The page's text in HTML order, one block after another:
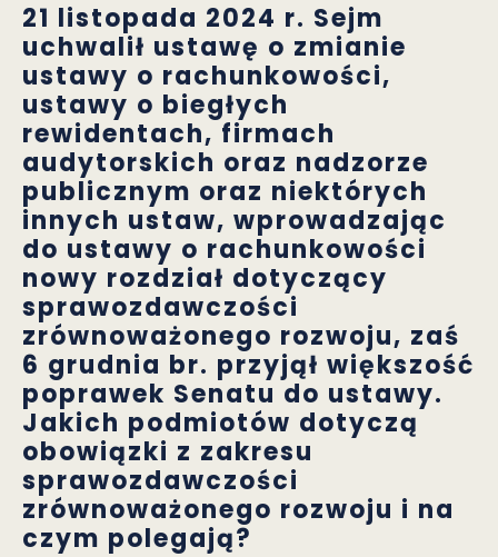
21 listopada 2024 r. Sejm
uchwalił ustawę o zmianie
ustawy o rachunkowości,
ustawy o biegłych
rewidentach, firmach
audytorskich oraz nadzorze
publicznym oraz niektórych
innych ustaw, wprowadzając
do ustawy o rachunkowości
nowy rozdział dotyczący
sprawozdawczości
zrównoważonego rozwoju, zaś
6 grudnia br. przyjął większość
poprawek Senatu do ustawy.
Jakich podmiotów dotyczą
obowiązki z zakresu
sprawozdawczości
zrównoważonego rozwoju i na
czym polegają?